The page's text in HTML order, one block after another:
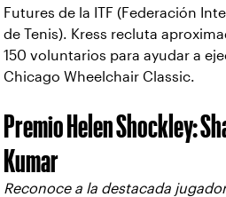
Futures de la ITF (Federación
de Tenis). Kress recluta
150 voluntarios para ayudar a
Chicago Wheelchair Classic.
Premio Helen Shockley:
Kumar
Reconoce a la destacada